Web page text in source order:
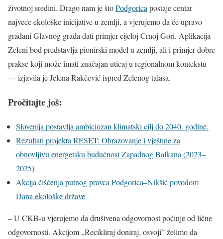
životnoj sredini. Drago nam je štoPodgoricapostaje centar
najveće ekološke inicijative u zemlji, a vjerujemo da će upravo
građani Glavnog grada dati primjer cijeloj Crnoj Gori. Aplikacija
Zeleni bod predstavlja pionirski model u zemlji, ali i primjer dobre
prakse koji može imati značajan uticaj u regionalnom kontekstu
— izjavila je Jelena Rakčević ispred Zelenog talasa.
Pročitajte još:
Slovenija postavlja ambiciozan klimatski cilj do 2040. godine.
Rezultati projekta RESET: Obrazovanje i vještine za
obnovljivu energetsku budućnost Zapadnog Balkana (2023–
2025)
Akcija čišćenja putnog pravca Podgorica–Nikšić povodom
Dana ekološke države
– U CKB-u vjerujemo da društvena odgovornost počinje od lične
odgovornosti. Akcijom „Recikliraj doniraj, osvoji” želimo da